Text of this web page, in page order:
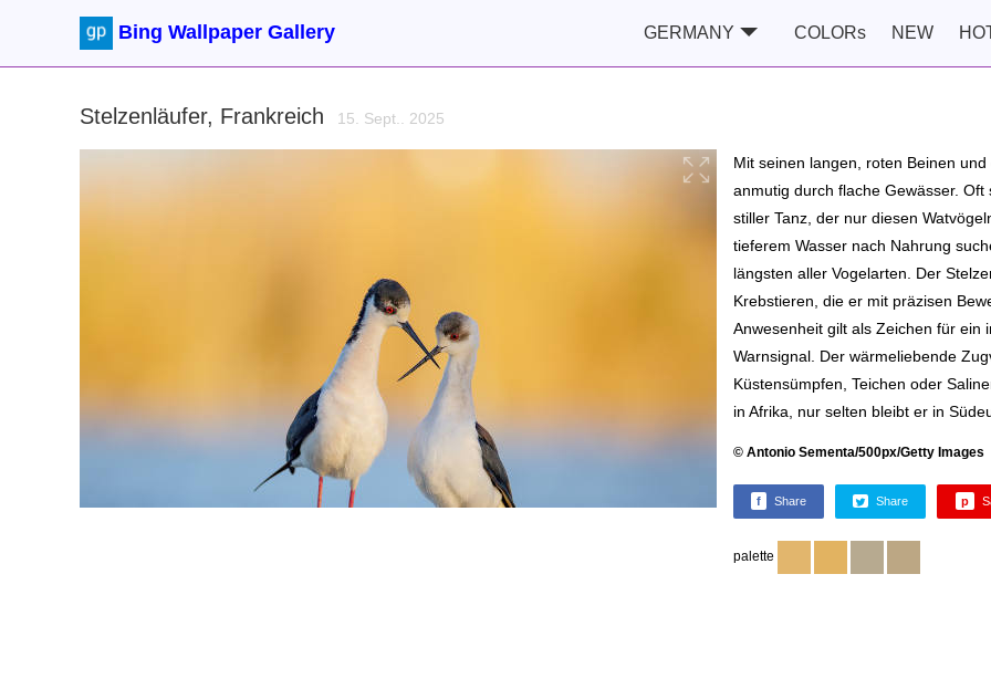
Bing Wallpaper Gallery GERMANY COLORs NEW
Stelzenläufer, Frankreich 15. Sept.. 2025
Mit seinen langen, roten Beinen
anmutig durch flache Gewässer.
stiller Tanz, der nur diesen
tieferem Wasser nach Nahrung
längsten aller Vogelarten. Der
Krebstieren, die er mit präzisen
Anwesenheit gilt als Zeichen für ein
Warnsignal. Der wärmeliebende
Küstensümpfen, Teichen oder
in Afrika, nur selten bleibt er in
© Antonio Sementa/500px/Getty Images
f Share Share p
palette